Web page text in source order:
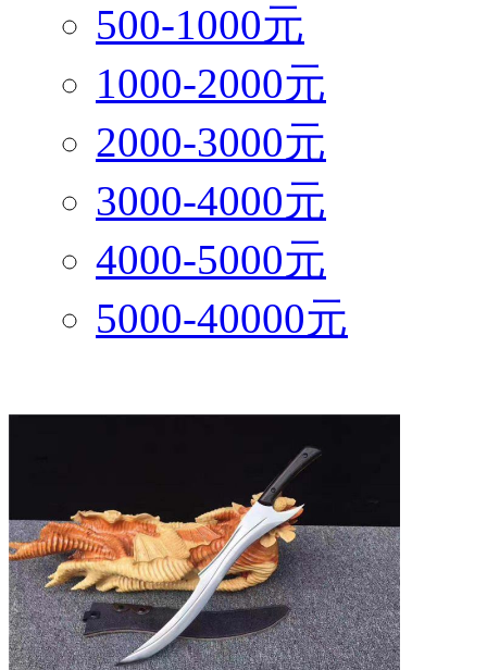
500-1000元
1000-2000元
2000-3000元
3000-4000元
4000-5000元
5000-40000元